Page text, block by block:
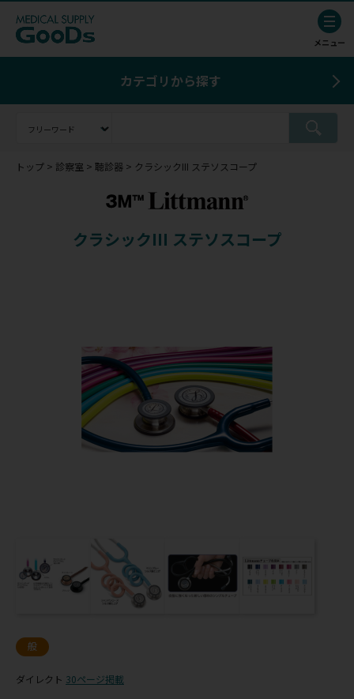
カテゴリから探す
トップ 診察室 聴診器 クラシックIII ステソスコープ
クラシックIII ステソスコープ
般
ダイレクト 30ページ掲載